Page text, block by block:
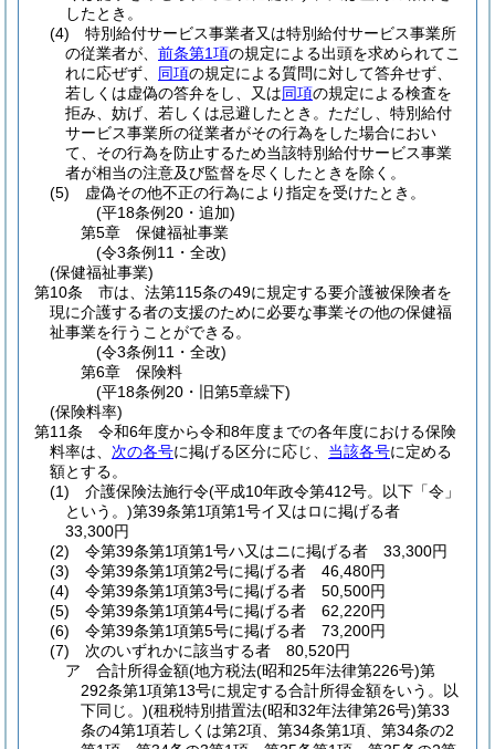
したとき。
(4)
特別給付サービス事業者又は特別給付サービス事業所
の従業者が、 前条第1項の規定による出頭を求められてこ
れに応ぜず、 同項の規定による質問に対して答弁せず、
若しくは虚偽の答弁をし、又は同項の規定による検査を
拒み、妨げ、若しくは忌避したとき。 ただし、特別給付
サービス事業所の従業者がその行為をした場合におい
て、その行為を防止するため当該特別給付サービス事業
者が相当の注意及び監督を尽くしたときを除く。
(5)
虚偽その他不正の行為により指定を受けたとき。
(平18条例20・追加)
第5章
保健福祉事業
(令3条例11・全改)
(保健福祉事業)
第10条
市は、法第115条の49に規定する要介護被保険者を
現に介護する者の支援のために必要な事業その他の保健福
祉事業を行うことができる。
(令3条例11・全改)
第6章
保険料
(平18条例20・旧第5章繰下)
(保険料率)
第11条
令和6年度から令和8年度までの各年度における保険
料率は、 次の各号に掲げる区分に応じ、 当該各号に定める
額とする。
(1)
介護保険法施行令(平成10年政令第412号。以下「令」
という。)第39条第1項第1号イ又はロに掲げる者
33,300円
(2)
令第39条第1項第1号ハ又はニに掲げる者 33,300円
(3)
令第39条第1項第2号に掲げる者 46,480円
(4)
令第39条第1項第3号に掲げる者 50,500円
(5)
令第39条第1項第4号に掲げる者 62,220円
(6)
令第39条第1項第5号に掲げる者 73,200円
(7)
次のいずれかに該当する者 80,520円
ア
合計所得金額(地方税法(昭和25年法律第226号)第
292条第1項第13号に規定する合計所得金額をいう。以
下同じ。)(租税特別措置法(昭和32年法律第26号)第33
条の4第1項若しくは第2項、第34条第1項、第34条の2